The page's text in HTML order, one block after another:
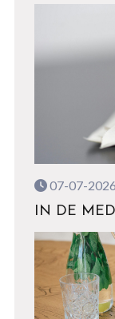
07-07-2026
IN DE